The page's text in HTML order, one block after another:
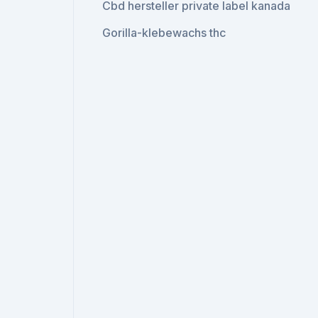
Cbd hersteller private label kanada
Gorilla-klebewachs thc